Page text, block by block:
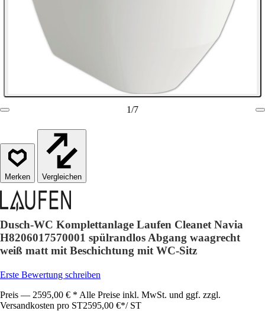
1/7
Vergleichen
Dusch-WC Komplettanlage Laufen Cleanet Navia
H8206017570001 spülrandlos Abgang waagrecht
weiß matt mit Beschichtung mit WC-Sitz
Erste Bewertung schreiben
Preis — 2595,00 € * Alle Preise inkl. MwSt. und ggf. zzgl.
Versandkosten pro ST2595,00 €*/ ST